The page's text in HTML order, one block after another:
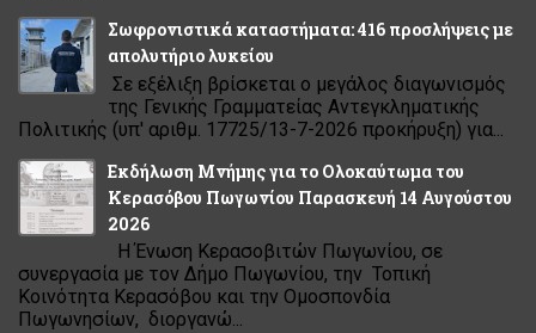
Σωφρονιστικά καταστήματα: 416 προσλήψεις με
απολυτήριο λυκείου
Σε εξέλιξη βρίσκεται ο μεγάλος διαγωνισμός
της Γενικής Γραμματείας Αντεγκληματικής
Πολιτικής (υπ' αριθμ. 17725/13-7-2026 προκήρυξη) για...
Εκδήλωση Μνήμης για το Ολοκαύτωμα του
Κερασόβου Πωγωνίου Παρασκευή 14 Αυγούστου
2026
Η Ένωση Κερασοβιτών Πωγωνίου, σε
συνεργασία με τον Δήμο Πωγωνίου, την Τοπική
Κοινότητα Κερασόβου και την Ομοσπονδία
Πωγωνησίων, διοργανώ...